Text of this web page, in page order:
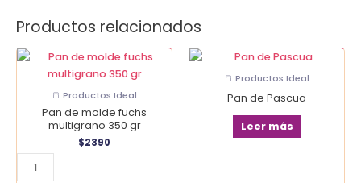
Productos relacionados
🍞 Productos Ideal
Pan de molde fuchs
multigrano 350 gr
$2390
Pan
fuchs
multigrano
gr
cantidad
🍞 Productos Ideal
Pan de Pascua
Leer más